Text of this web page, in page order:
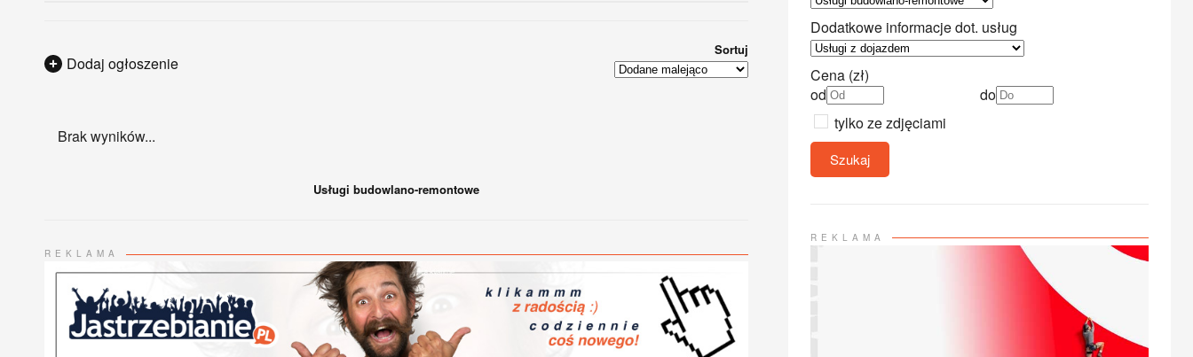
Dodaj ogłoszenie
Sortuj
Brak wyników...
Usługi budowlano-remontowe
REKLAMA
Dodatkowe informacje dot. usług
Cena (zł)
od
do
tylko ze zdjęciami
Szukaj
REKLAMA